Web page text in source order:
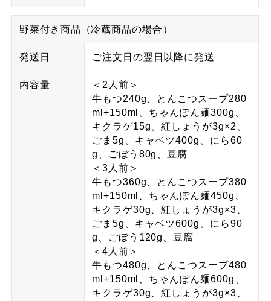
野菜付き商品（冷蔵商品の場合）
発送日 ご注文日の翌日以降に発送
内容量
＜2人前＞
牛もつ240g、とんこつスープ280
ml+150ml、ちゃんぽん麺300g、
キクラゲ15g、紅しょうが3g×2、
ごま5g、キャベツ400g、にら60
g、ごぼう80g、豆腐
＜3人前＞
牛もつ360g、とんこつスープ380
ml+150ml、ちゃんぽん麺450g、
キクラゲ30g、紅しょうが3g×3、
ごま5g、キャベツ600g、にら90
g、ごぼう120g、豆腐
＜4人前＞
牛もつ480g、とんこつスープ480
ml+150ml、ちゃんぽん麺600g、
キクラゲ30g、紅しょうが3g×3、